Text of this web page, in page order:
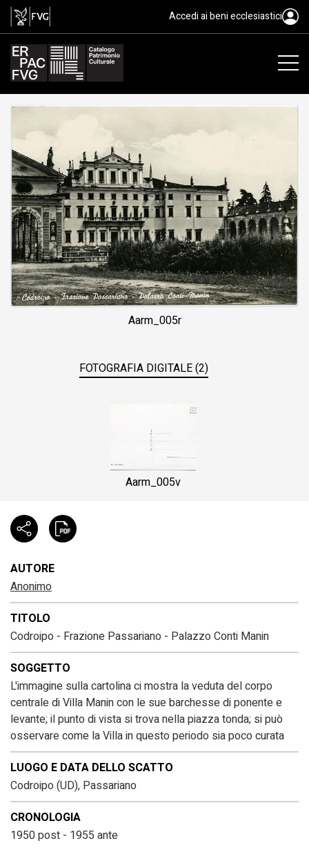
gelatina ai sali d'argento/
Accedi ai beni ecclesiastici
Aarm_005r
FOTOGRAFIA DIGITALE (2)
Aarm_005v
AUTORE
Anonimo
TITOLO
Codroipo - Frazione Passariano - Palazzo Conti Manin
SOGGETTO
L'immagine sulla cartolina ci mostra la veduta del corpo
centrale di Villa Manin con le sue barchesse di ponente e
levante; il punto di vista si trova nella piazza tonda; si può
osservare come la Villa in questo periodo sia poco curata
LUOGO E DATA DELLO SCATTO
Codroipo (UD), Passariano
CRONOLOGIA
1950 post - 1955 ante